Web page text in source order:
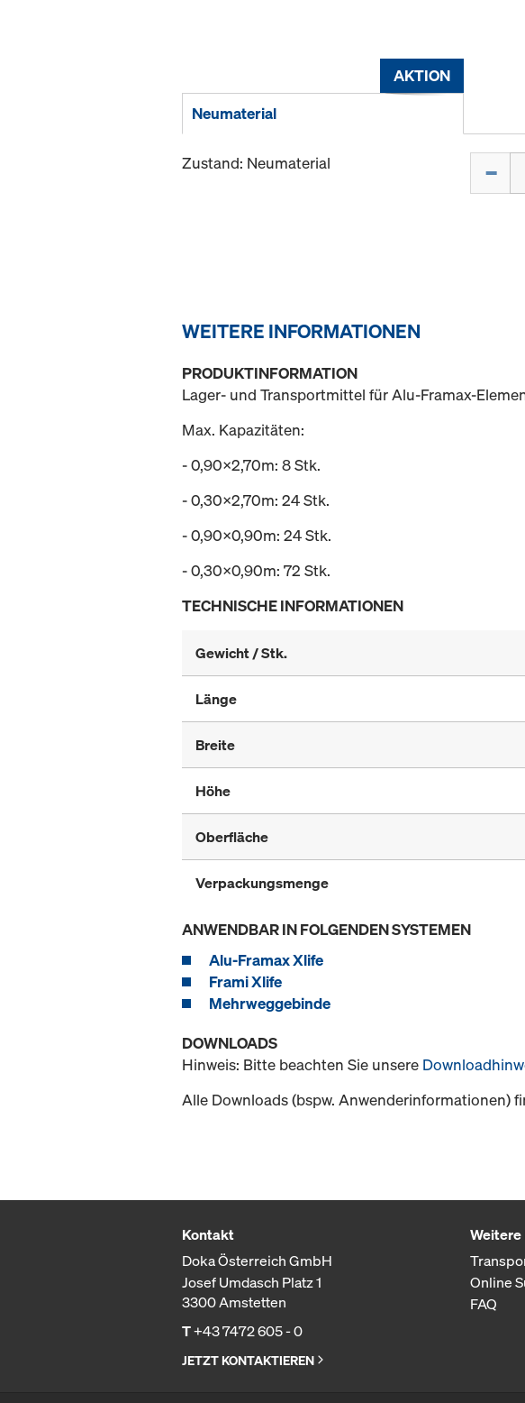
AKTION
Neumaterial
Zustand: Neumaterial
WEITERE INFORMATIONEN
PRODUKTINFORMATION
Lager- und Transportmittel für Alu-Framax-
Max. Kapazitäten:
- 0,90x2,70m: 8 Stk.
- 0,30x2,70m: 24 Stk.
- 0,90x0,90m: 24 Stk.
- 0,30x0,90m: 72 Stk.
TECHNISCHE INFORMATIONEN
Gewicht / Stk.
Länge
Breite
Höhe
Oberfläche
Verpackungsmenge
ANWENDBAR IN FOLGENDEN SYSTEMEN
Alu-Framax Xlife
Frami Xlife
Mehrweggebinde
DOWNLOADS
Hinweis: Bitte beachten Sie unsere
Alle Downloads (bspw. Anwenderinformationen)
Kontakt
Doka Österreich GmbH
Josef Umdasch Platz 1
3300 Amstetten
T+43 7472 605 - 0
JETZT KONTAKTIEREN
Online
FAQ